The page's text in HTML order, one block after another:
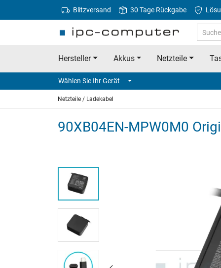
Blitzversand 30 Tage Rückgabe
Hersteller Akkus Netzteile
Wählen Sie Ihr Gerät
Netzteile / Ladekabel
90XB04EN-MPW0M0